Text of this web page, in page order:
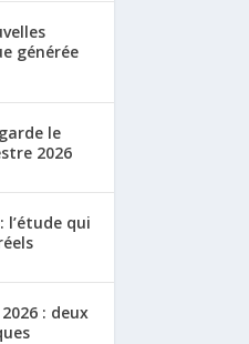
générée
le
2026
l’étude qui
: deux